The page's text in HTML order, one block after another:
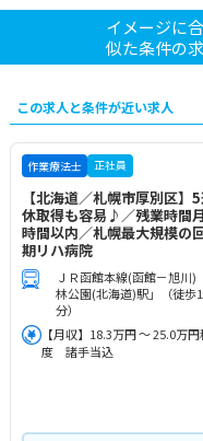
イメージに
似た条件の
この求人と条件が近い求人
作業療法士 正社員
【北海道／札幌市厚別区】
休取得も容易♪／残業時間
時間以内／札幌最大規模の
期リハ病院
ＪＲ函館本線(函館－旭川)
林公園(北海道)駅」（徒歩
分）
【月収】18.3万円 ～ 25.0万円
度 諸手当込